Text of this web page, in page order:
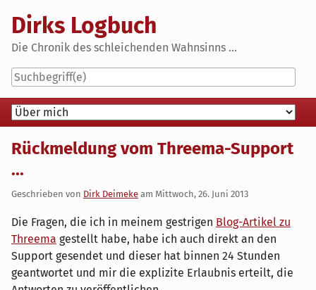
content
Dirks Logbuch
Die Chronik des schleichenden Wahnsinns ...
Navigation
Rückmeldung vom Threema-Support
...
Geschrieben von Dirk Deimeke am Mittwoch, 26. Juni 2013
Die Fragen, die ich in meinem gestrigen Blog-Artikel zu
Threema gestellt habe, habe ich auch direkt an den
Support gesendet und dieser hat binnen 24 Stunden
geantwortet und mir die explizite Erlaubnis erteilt, die